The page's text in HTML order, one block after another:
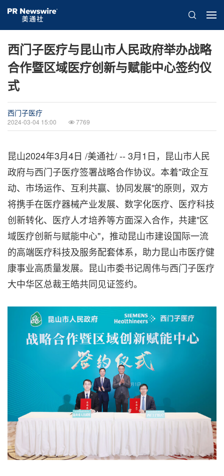
西门子医疗与昆山市人民政府举办战略
合作暨区域医疗创新与赋能中心签约仪
式
西门子医疗
2024-03-04 15:00 7769
昆山2024年3月4日 /美通社/ -- 3月1日，昆山市人民
政府与西门子医疗签署战略合作协议。本着"政企互
动、市场运作、互利共赢、协同发展"的原则，双方
将携手在医疗器械产业发展、数字化医疗、医疗科技
创新转化、医疗人才培养等方面深入合作，共建"区
域医疗创新与赋能中心"，推动昆山市建设国际一流
的高端医疗科技及服务配套体系，助力昆山市医疗健
康事业高质量发展。昆山市委书记周伟与西门子医疗
大中华区总裁王皓共同见证签约。